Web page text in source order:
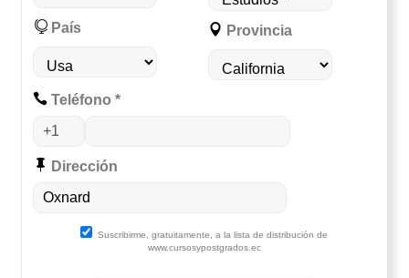
País Provincia
Teléfono *
Dirección
Suscribirme, gratuitamente, a la lista de distribución de
www.cursosypostgrados.ec